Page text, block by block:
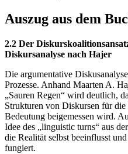
Auszug aus dem
2.2 Der
Diskursanalyse nach Hajer
Die argumentative
Prozesse. Anhand Maarten A.
„Sauren Regen“ wird deutlich,
Strukturen von Diskursen für
Bedeutung beigemessen wird.
Idee des „linguistic turns“ aus
die Realität selbst beeinflusst
fungiert.